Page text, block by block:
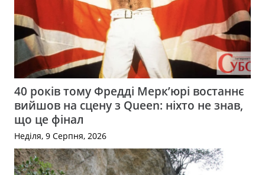
40 років тому Фредді Мерк’юрі востаннє
вийшов на сцену з Queen: ніхто не знав,
що це фінал
Неділя, 9 Серпня, 2026